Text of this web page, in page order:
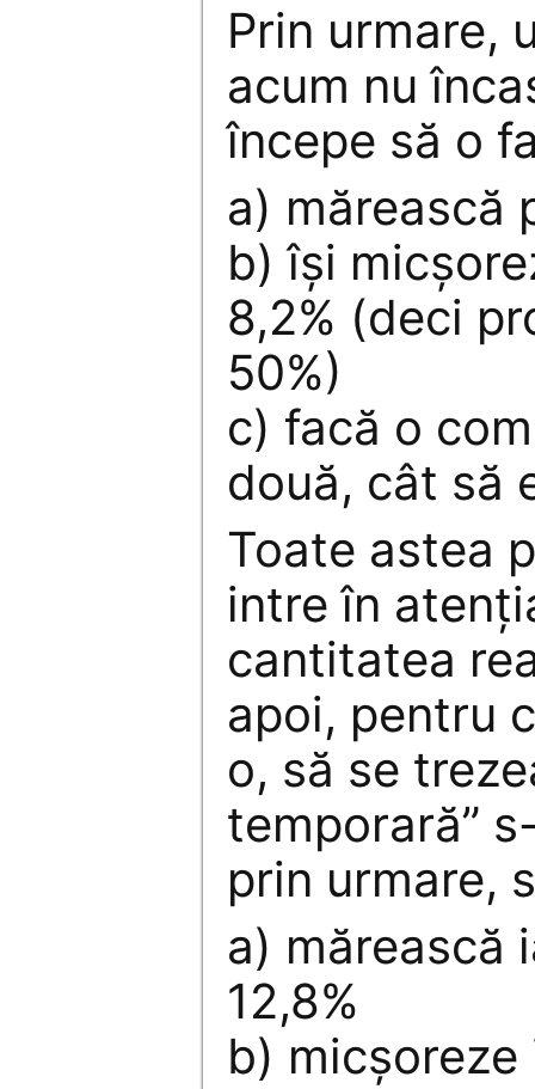
Prin urmare,
acum nu
începe să o
a) mărească
b) îşi
8,2% (deci
50%)
c) facă o
două, cât să
Toate astea
intre în
cantitatea
apoi, pentru
o, să se
temporară”
prin urmare,
a) mărească
12,8%
b)